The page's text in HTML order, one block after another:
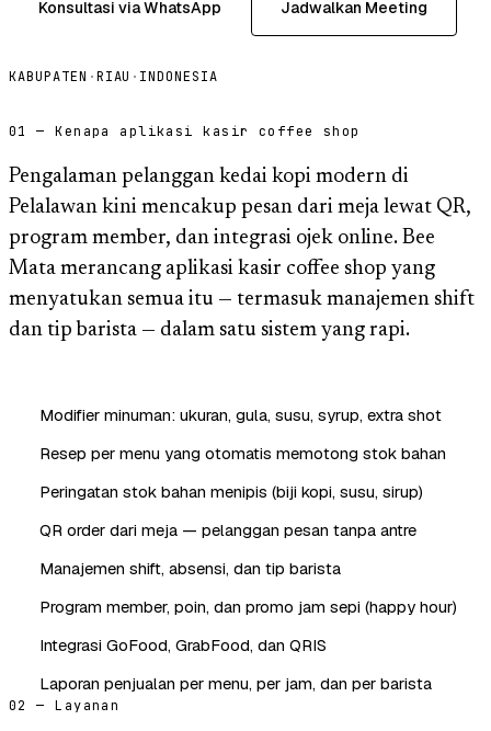
Konsultasi via WhatsApp Jadwalkan Meeting
KABUPATEN ·RIAU · INDONESIA
01 — Kenapa aplikasi kasir coffee shop
Pengalaman pelanggan kedai kopi modern di
Pelalawan kini mencakup pesan dari meja lewat QR,
program member, dan integrasi ojek online. Bee
Mata merancang aplikasi kasir coffee shop yang
menyatukan semua itu — termasuk manajemen shift
dan tip barista — dalam satu sistem yang rapi.
Modifier minuman: ukuran, gula, susu, syrup, extra shot
Resep per menu yang otomatis memotong stok bahan
Peringatan stok bahan menipis (biji kopi, susu, sirup)
QR order dari meja — pelanggan pesan tanpa antre
Manajemen shift, absensi, dan tip barista
Program member, poin, dan promo jam sepi (happy hour)
Integrasi GoFood, GrabFood, dan QRIS
Laporan penjualan per menu, per jam, dan per barista
02 — Layanan